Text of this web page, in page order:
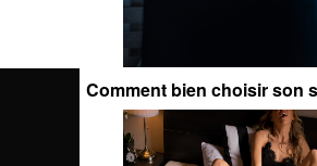
Comment bien choisir son